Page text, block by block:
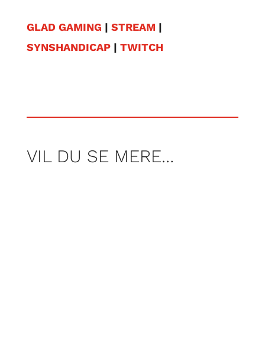
GLAD GAMING | STREAM |
SYNSHANDICAP| TWITCH
VIL DU SE MERE…